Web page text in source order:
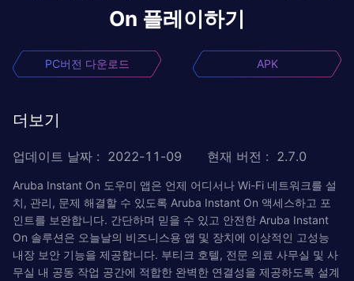
On 플레이하기
PC버전 다운로드 APK
더보기
업데이트 날짜 : 2022-11-09 현재 버전 : 2.7.0
Aruba Instant On 도우미 앱은 언제 어디서나 Wi-Fi 네트워크를 설
치, 관리, 문제 해결할 수 있도록 Aruba Instant On 액세스하고 포
인트를 보완합니다. 간단하며 믿을 수 있고 안전한 Aruba Instant
On 솔루션은 오늘날의 비즈니스용 앱 및 장치에 이상적인 고성능
내장 보안 기능을 제공합니다. 부티크 호텔, 전문 의료 사무실 및 사
무실 내 공동 작업 공간에 적합한 완벽한 연결성을 제공하도록 설계